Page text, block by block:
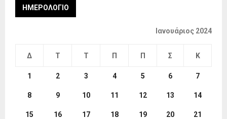
ΗΜΕΡΟΛΌΓΙΟ
Ιανουάριος 2024
Δ Τ Τ Π Π Σ Κ
1 2 3 4 5 6 7
8 9 10 11 12 13 14
15 16 17 18 19 20 21